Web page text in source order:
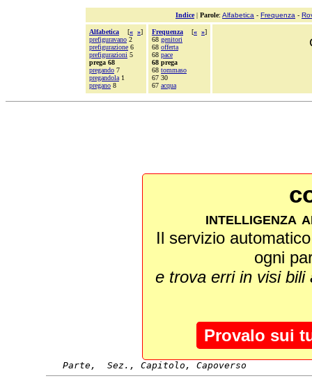
Indice| Parole: Alfabetica - Frequenza -
Alfabetica [« »]
prefiguravano 2
prefigurazione 6
prefigurazioni 5
prega 68
pregando 7
pregandola 1
pregano 8
Frequenza [« »]
68 genitori
68 offerta
68 pace
68 prega
68 tommaso
67 30
67 acqua
intelligenza
Il servizio
ogni
e trova erri in visi
Provalo sui
Parte,  Sez., Capitolo, Capoverso